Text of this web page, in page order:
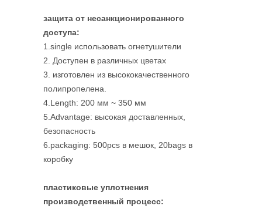
защита от несанкционированного
доступа:
1.single использовать огнетушители
2. Доступен в различных цветах
3. изготовлен из высококачественного
полипропелена.
4.Length: 200 мм ~ 350 мм
5.Advantage: высокая доставленных,
безопасность
6.packaging: 500pcs в мешок, 20bags в
коробку
пластиковые уплотнения
производственный процесс: